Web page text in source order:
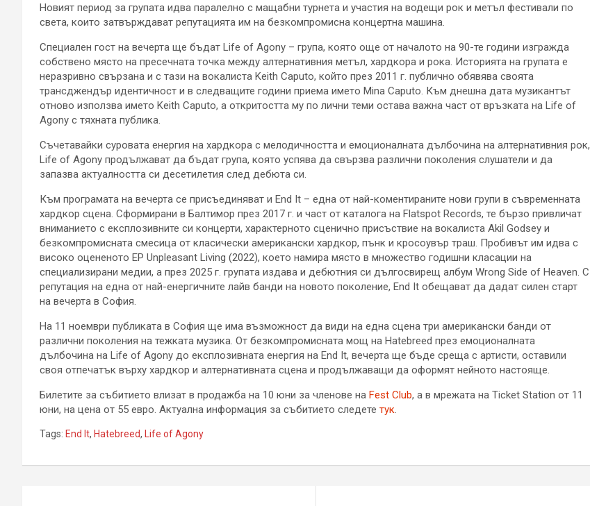
Новият период за групата идва паралелно с мащабни турнета и участия на водещи рок и метъл фестивали по
света, които затвърждават репутацията им на безкомпромисна концертна машина.
Специален гост на вечерта ще бъдат Life of Agony – група, която още от началото на 90-те години изгражда
собствено място на пресечната точка между алтернативния метъл, хардкора и рока. Историята на групата е
неразривно свързана и с тази на вокалиста Keith Caputo, който през 2011 г. публично обявява своята
трансджендър идентичност и в следващите години приема името Mina Caputo. Към днешна дата музикантът
отново използва името Keith Caputo, а откритостта му по лични теми остава важна част от връзката на Life of
Agony с тяхната публика.
Съчетавайки суровата енергия на хардкора с мелодичността и емоционалната дълбочина на алтернативния рок,
Life of Agony продължават да бъдат група, която успява да свързва различни поколения слушатели и да
запазва актуалността си десетилетия след дебюта си.
Към програмата на вечерта се присъединяват и End It – една от най-коментираните нови групи в съвременната
хардкор сцена. Сформирани в Балтимор през 2017 г. и част от каталога на Flatspot Records, те бързо привличат
вниманието с експлозивните си концерти, характерното сценично присъствие на вокалиста Akil Godsey и
безкомпромисната смесица от класически американски хардкор, пънк и кросоувър траш. Пробивът им идва с
високо оцененото EP Unpleasant Living (2022), което намира място в множество годишни класации на
специализирани медии, а през 2025 г. групата издава и дебютния си дългосвирещ албум Wrong Side of Heaven. С
репутация на една от най-енергичните лайв банди на новото поколение, End It обещават да дадат силен старт
на вечерта в София.
На 11 ноември публиката в София ще има възможност да види на една сцена три американски банди от
различни поколения на тежката музика. От безкомпромисната мощ на Hatebreed през емоционалната
дълбочина на Life of Agony до експлозивната енергия на End It, вечерта ще бъде среща с артисти, оставили
своя отпечатък върху хардкор и алтернативната сцена и продължаващи да оформят нейното настояще.
Билетите за събитието влизат в продажба на 10 юни за членове на Fest Club, а в мрежата на Ticket Station от 11
юни, на цена от 55 евро. Актуална информация за събитието следете тук.
Tags: End It, Hatebreed, Life of Agony